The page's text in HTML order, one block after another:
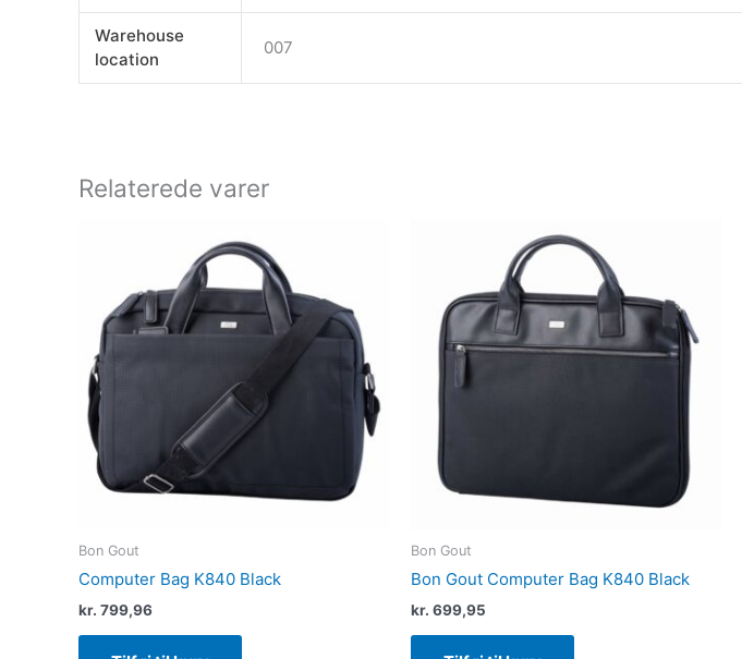
Warehouse
location
007
Relaterede varer
Bon Gout
Computer Bag K840 Black
kr. 799,96
Bon Gout
Bon Gout Computer Bag K840 Black
kr. 699,95